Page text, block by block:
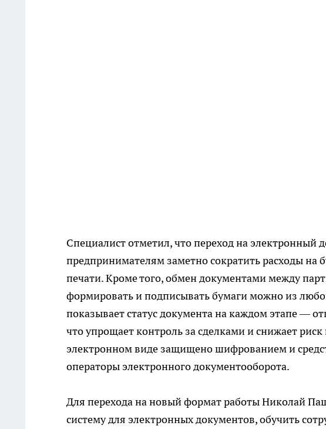
Специалист отметил, что переход на
предпринимателям заметно сократить расходы на
печати. Кроме того, обмен документами между
формировать и подписывать бумаги можно из
показывает статус документа на каждом этапе —
что упрощает контроль за сделками и снижает
электронном виде защищено шифрованием и
операторы электронного документооборота.
Для перехода на новый формат работы Николай
систему для электронных документов, обучить